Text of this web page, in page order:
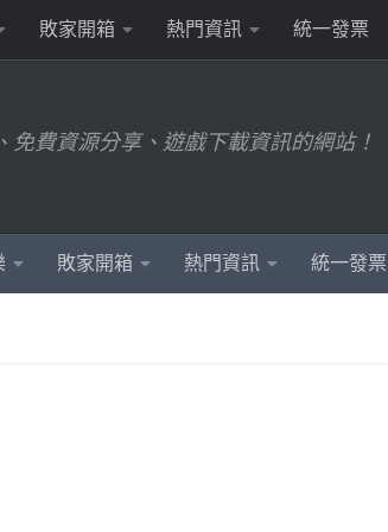
敗家開箱 熱門資訊 統一發票
免費資源分享、遊戲下載資訊的網站！
敗家開箱 熱門資訊 統一發票